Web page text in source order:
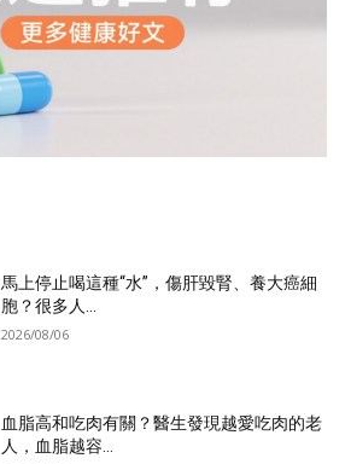
馬上停止喝這種“水”，傷肝毀腎、養大癌細
胞？很多人...
2026/08/06
血脂高和吃肉有關？醫生發現越愛吃肉的老
人，血脂越容...